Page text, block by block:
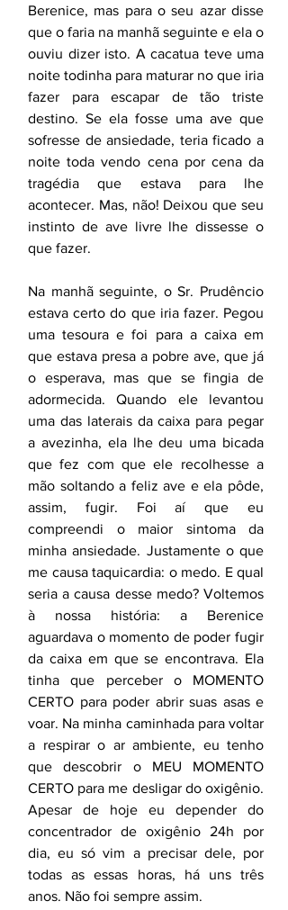
Berenice, mas para o seu azar disse
que o faria na manhã seguinte e ela o
ouviu dizer isto. A cacatua teve uma
noite todinha para maturar no que iria
fazer para escapar de tão triste
destino. Se ela fosse uma ave que
sofresse de ansiedade, teria ficado a
noite toda vendo cena por cena da
tragédia que estava para lhe
acontecer. Mas, não! Deixou que seu
instinto de ave livre lhe dissesse o
que fazer.
Na manhã seguinte, o Sr. Prudêncio
estava certo do que iria fazer. Pegou
uma tesoura e foi para a caixa em
que estava presa a pobre ave, que já
o esperava, mas que se fingia de
adormecida. Quando ele levantou
uma das laterais da caixa para pegar
a avezinha, ela lhe deu uma bicada
que fez com que ele recolhesse a
mão soltando a feliz ave e ela pôde,
assim, fugir. Foi aí que eu
compreendi o maior sintoma da
minha ansiedade. Justamente o que
me causa taquicardia: o medo. E qual
seria a causa desse medo? Voltemos
à nossa história: a Berenice
aguardava o momento de poder fugir
da caixa em que se encontrava. Ela
tinha que perceber o MOMENTO
CERTO para poder abrir suas asas e
voar. Na minha caminhada para voltar
a respirar o ar ambiente, eu tenho
que descobrir o MEU MOMENTO
CERTO para me desligar do oxigênio.
Apesar de hoje eu depender do
concentrador de oxigênio 24h por
dia, eu só vim a precisar dele, por
todas as essas horas, há uns três
anos. Não foi sempre assim.